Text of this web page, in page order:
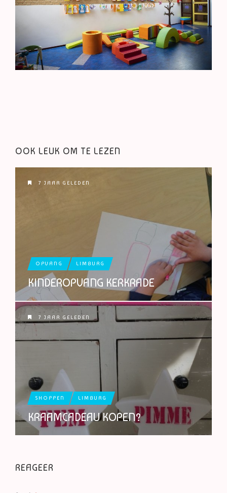
OOK LEUK OM TE LEZEN
7 JAAR GELEDEN
OPVANG LIMBURG
KINDEROPVANG KERKRADE
7 JAAR GELEDEN
SHOPPEN LIMBURG
KRAAMCADEAU KOPEN?
REAGEER